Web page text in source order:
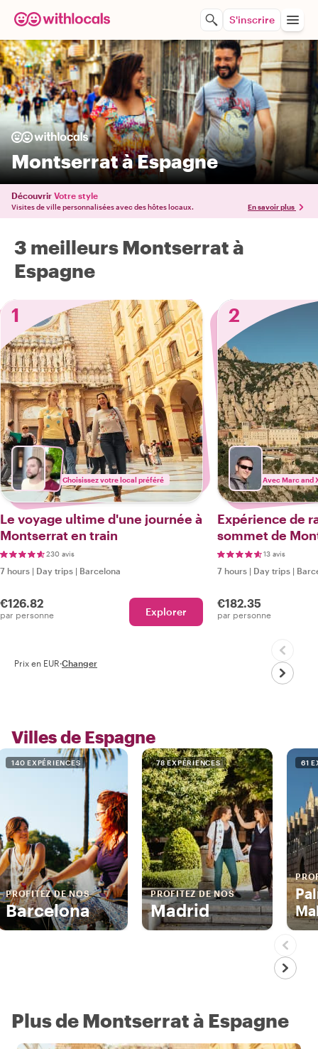
S'inscrire
Montserrat à Espagne
Découvrir Votre style
Visites de ville personnalisées avec des hôtes locaux. En savoir plus
3 meilleurs Montserrat à
Espagne
1
Choisissez votre local préféré
Le voyage ultime d'une journée à
Montserrat en train
230 avis
7 hours | Day trips | Barcelona
€126.82
par personne Explorer
2
Avec Marc and
Expérience de
sommet de
privée
13 avis
7 hours | Day trips |
€182.35
par personne
Prix en EUR·Changer
Villes de Espagne
140 EXPÉRIENCES
PROFITEZ DE NOS
Barcelona
78 EXPÉRIENCES
PROFITEZ DE NOS
Madrid
61
Plus de Montserrat à Espagne